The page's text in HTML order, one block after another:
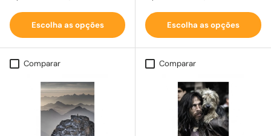
Escolha as opções Escolha as opções
Comparar Comparar